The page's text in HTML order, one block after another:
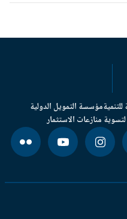
مؤسسة التمويل الدولية
منازعات الاستثمار